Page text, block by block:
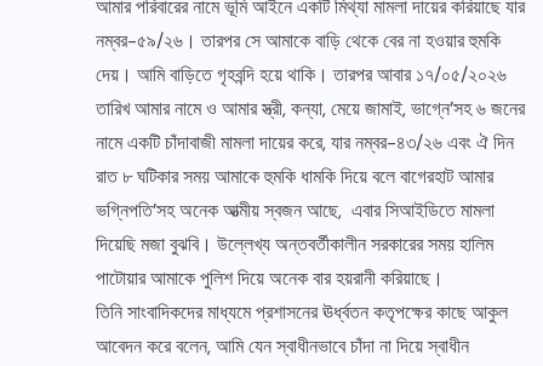
আমার পরিবারের নামে ভূমি আইনে একটি মিথ্যা মামলা দায়ের করিয়াছে যার
নম্বর-৫৯/২৬। তারপর সে আমাকে বাড়ি থেকে বের না হওয়ার হুমকি
দেয়। আমি বাড়িতে গৃহবন্দি হয়ে থাকি। তারপর আবার ১৭/০৫/২০২৬
তারিখ আমার নামে ও আমার স্ত্রী, কন্যা, মেয়ে জামাই, ভাগ্নে’সহ ৬ জনের
নামে একটি চাঁদাবাজী মামলা দায়ের করে, যার নম্বর-৪৩/২৬ এবং ঐ দিন
রাত ৮ ঘটিকার সময় আমাকে হুমকি ধামকি দিয়ে বলে বাগেরহাট আমার
ভগ্নিপতি’সহ অনেক আত্মীয় স্বজন আছে, এবার সিআইডিতে মামলা
দিয়েছি মজা বুঝবি। উল্লেখ্য অন্তবর্তীকালীন সরকারের সময় হালিম
পাটোয়ার আমাকে পুলিশ দিয়ে অনেক বার হয়রানী করিয়াছে।
তিনি সাংবাদিকদের মাধ্যমে প্রশাসনের ঊর্ধ্বতন কতৃপক্ষের কাছে আকুল
আবেদন করে বলেন, আমি যেন স্বাধীনভাবে চাঁদা না দিয়ে স্বাধীন